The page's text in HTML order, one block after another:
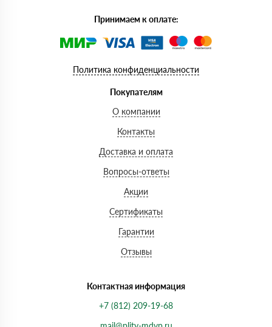
Принимаем к оплате:
Политика конфиденциальности
Покупателям
О компании
Контакты
Доставка и оплата
Вопросы-ответы
Акции
Сертификаты
Гарантии
Отзывы
Контактная информация
+7 (812) 209-19-68